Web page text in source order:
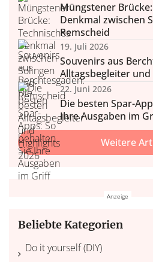
Müngstener
Denkmal zwischen
Remscheid
19. Juli 2026
Souvenirs aus
Alltagsbegleiter
22. Juni 2026
Die besten Spar-
Ihre Ausgaben im
Weitere
Beliebte Kategorien
Do it yourself (DIY)